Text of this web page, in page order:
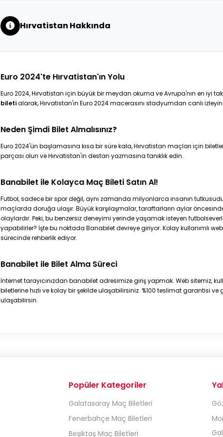
Hırvatistan Hakkında
Euro 2024'te Hırvatistan'ın Yolu
Euro 2024, Hırvatistan için büyük bir meydan okuma ve Avrupa'nın en iyi
biletialarak, Hırvatistan'ın Euro 2024 macerasını stadyumdan canlı izleyin.
Neden Şimdi Bilet Almalısınız?
Euro 2024'ün başlamasına kısa bir süre kala, Hırvatistan maçları için
parçası olun ve Hırvatistan'ın destan yazmasına tanıklık edin.
Banabilet ile Kolayca Maç Bileti Satın Al!
Futbol, sadece bir spor değil, aynı zamanda milyonlarca insanın
maçlarda doruğa ulaşır. Büyük karşılaşmalar, taraftarların aylar
olaylardır. Peki, bu benzersiz deneyimi yerinde yaşamak isteyen
yapabilirler? İşte bu noktada Banabilet devreye giriyor. Kolay kullanımlı
sürecinde rehberlik ediyor.
Banabilet ile Bilet Alma Süreci
İnternet tarayıcınızdan banabiletadresimize giriş yapmak. Web sitemiz,
biletlerine hızlı ve kolay bir şekilde ulaşabilirsiniz. %100 teslimat garantisi
ulaşabilirsin.
Popüler Kategoriler
Galatasaray Maç Biletleri
Fenerbahçe Maç Biletleri
Beşiktaş Maç Biletleri